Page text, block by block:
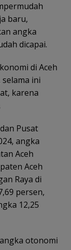
baru,
angka
dicapai.
di Aceh
ini
karena
Pusat
angka
Aceh
Aceh
Raya di
persen,
12,25
otonomi